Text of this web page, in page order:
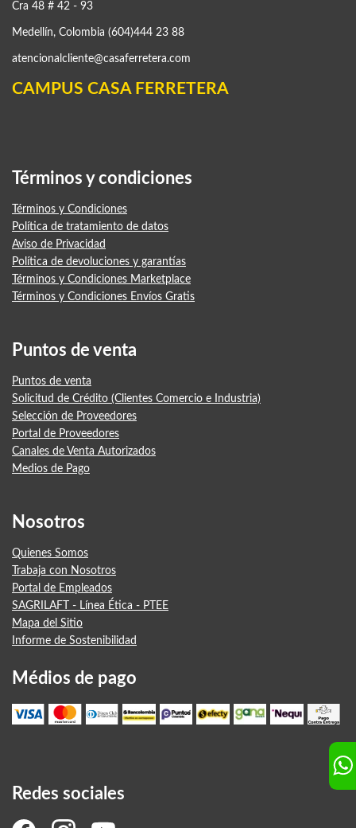
Cra 48 # 42 - 93
Medellín, Colombia (604)444 23 88
atencionalcliente@casaferretera.com
CAMPUS CASA FERRETERA
Términos y condiciones
Términos y Condiciones
Política de tratamiento de datos
Aviso de Privacidad
Política de devoluciones y garantías
Términos y Condiciones Marketplace
Términos y Condiciones Envíos Gratis
Puntos de venta
Puntos de venta
Solicitud de Crédito (Clientes Comercio e Industria)
Selección de Proveedores
Portal de Proveedores
Canales de Venta Autorizados
Medios de Pago
Nosotros
Quienes Somos
Trabaja con Nosotros
Portal de Empleados
SAGRILAFT - Línea Ética - PTEE
Mapa del Sitio
Informe de Sostenibilidad
Médios de pago
Redes sociales